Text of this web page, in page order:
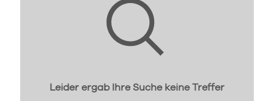
Leider ergab Ihre Suche keine Treffer